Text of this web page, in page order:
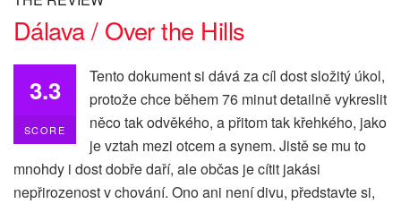
Dálava / Over the Hills
3.3
SCORE
Tento dokument si dává za cíl dost složitý úkol,
protože chce během 76 minut detailně vykreslit
něco tak odvěkého, a přitom tak křehkého, jako
je vztah mezi otcem a synem. Jistě se mu to
mnohdy i dost dobře daří, ale občas je cítit jakási
nepřirozenost v chování. Ono ani není divu, představte si,